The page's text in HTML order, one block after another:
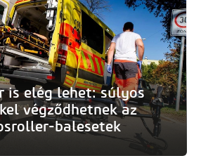
is elég lehet: súlyos
végződhetnek az
balesetek